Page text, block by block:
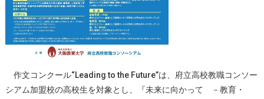
作文コンクール“Leading to the Future”は、府立高校教職コンソー
シアム加盟校の高校生を対象とし、『未来に向かって －教育・